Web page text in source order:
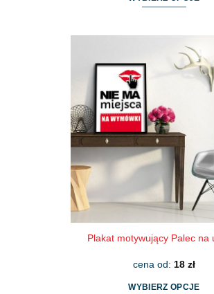
wiele
wariantów.
można
wybrać
stronie
produktu
Plakat motywujący Palec na
cena od: 18 zł
WYBIERZ OPCJE